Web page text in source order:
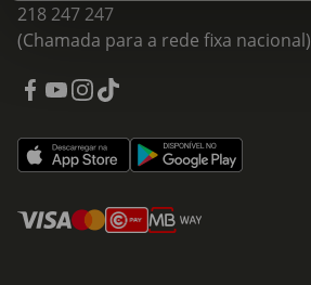
218 247 247
(Chamada para a rede fixa nacional)